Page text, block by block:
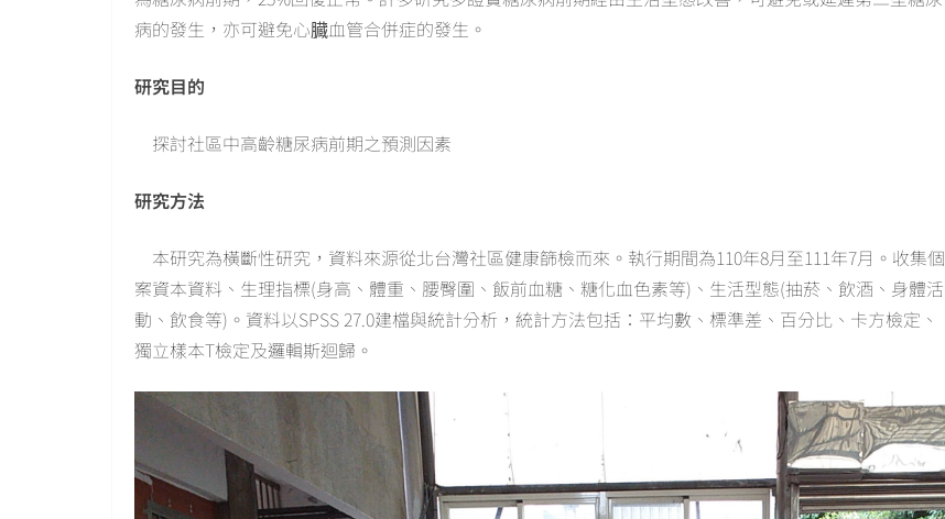
病的發生，亦可避免心臓血管合併症的發生。
研究目的
探討社區中高齡糖尿病前期之預測因素
研究方法
本研究為橫斷性研究，資料來源從北台灣社區健康篩檢而來。執行期間為110年8月至111年7月。收集個
案資本資料、生理指標(身高、體重、腰臀圍、飯前血糖、糖化血色素等)、生活型態(抽菸、飲酒、身體活
動、飲食等)。資料以SPSS 27.0建檔與統計分析，統計方法包括：平均數、標準差、百分比、卡方檢定、
獨立樣本T檢定及邏輯斯迴歸。